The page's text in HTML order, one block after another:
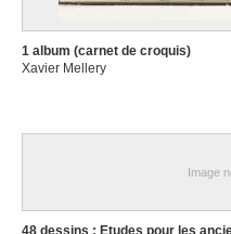
1 album (carnet de croquis)
Xavier Mellery
Image
48 dessins : Etudes pour les